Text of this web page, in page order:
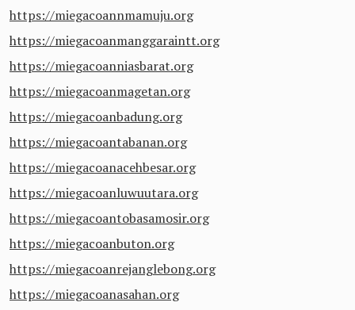
https://miegacoannmamuju.org
https://miegacoanmanggaraintt.org
https://miegacoanniasbarat.org
https://miegacoanmagetan.org
https://miegacoanbadung.org
https://miegacoantabanan.org
https://miegacoanacehbesar.org
https://miegacoanluwuutara.org
https://miegacoantobasamosir.org
https://miegacoanbuton.org
https://miegacoanrejanglebong.org
https://miegacoanasahan.org